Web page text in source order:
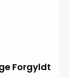
Forgyldt